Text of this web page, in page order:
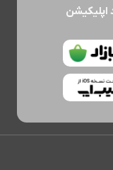
اپلیکیشن